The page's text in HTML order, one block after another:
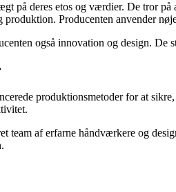
på deres etos og værdier. De tror
Producenten anvender
også innovation og design. De
produktionsmetoder for at
team af erfarne håndværkere og